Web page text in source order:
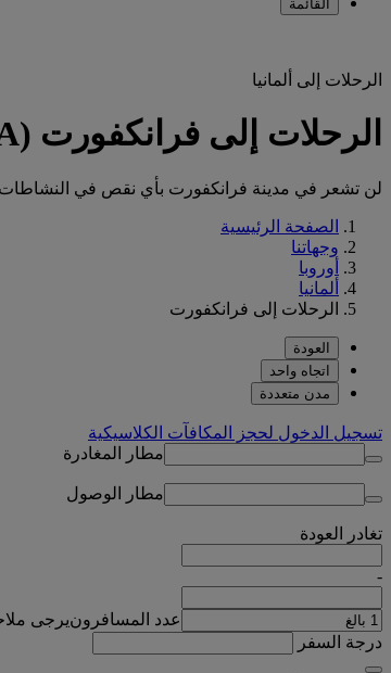
القائمة
الرحلات إلى ألمانيا
الرحلات إلى فرانكفورت (FRA)
لن تشعر في مدينة فرانكفورت بأي نقص في النشاطات التي
الصفحة الرئيسية
وجهاتنا
أوروبا
ألمانيا
الرحلات إلى فرانكفورت
العودة
اتجاه واحد
مدن متعددة
تسجيل الدخول لحجز المكافآت الكلاسيكية
مطار المغادرة
مطار الوصول
تغادر العودة
-
عدد المسافرونيرجى
درجة السفر